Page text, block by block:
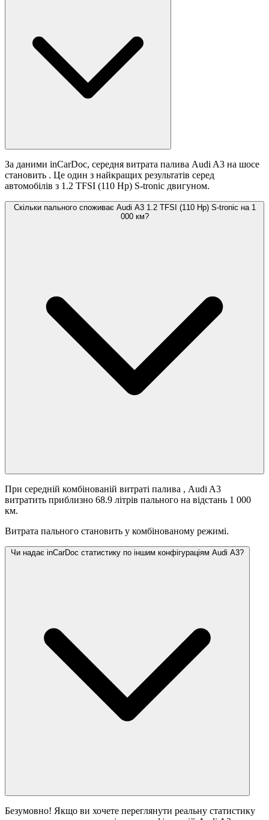
За даними inCarDoc, середня витрата палива Audi A3 на шосе
становить . Це один з найкращих результатів серед
автомобілів з 1.2 TFSI (110 Hp) S-tronic двигуном.
Скільки пального споживає Audi A3 1.2 TFSI (110 Hp) S-tronic на 1
000 км?
При середній комбінованій витраті палива , Audi A3
витратить приблизно 68.9 літрів пального на відстань 1 000
км.
Витрата пального становить у комбінованому режимі.
Чи надає inCarDoc статистику по іншим конфігураціям Audi A3?
Безумовно! Якщо ви хочете переглянути реальну статистику